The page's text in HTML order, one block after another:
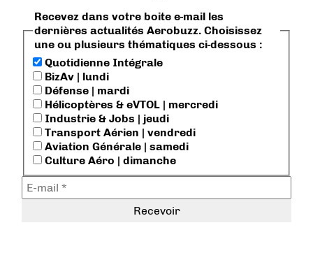
Recevez dans votre boite e-mail les
dernières actualités Aerobuzz. Choisissez
une ou plusieurs thématiques ci-dessous :
Quotidienne Intégrale
BizAv | lundi
Défense | mardi
Hélicoptères & eVTOL | mercredi
Industrie & Jobs | jeudi
Transport Aérien | vendredi
Aviation Générale | samedi
Culture Aéro | dimanche